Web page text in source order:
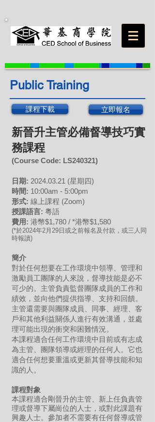
Public Training
課程下載 立即報名
新晉升主管必備督導技巧實
務課程
(Course Code: LS240321)
日期: 2024.03.21 (星期​四)
時間: 10:00am - 5:00pm
形式: 線上課程 (Zoom)
授課語言: 粵語
費用: 港幣$1,780 / *港幣$1,580
(*於2024年2月29 日或之前報名及付款，或三人同
時報讀)
簡介
對於任何想要在工作環境中領導、管理和
激勵員工團隊的人來說，督導技能是必不
可少的。主管負責監督團隊成員的工作和
績效，並向他們提供指導、支持和回饋。
主管還需要與團隊成員、同事、經理、客
戶和其他利益關係人進行有效溝通，並處
理可能出現的衝突和困難情況。
本課程適合任何工作環境中目前或有志成
為主管、團隊領導或經理的任何人。它也
適合任何想要重溫或更新其督導技能和知
識的人。
課程對象
本課程適合剛晉升的主管、新上任負責管
理或督導下屬崗位的人士，或對此課題有
興趣人士。參加者不需要有任何督導或管